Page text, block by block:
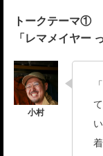
トークテーマ①
「レマメイヤー